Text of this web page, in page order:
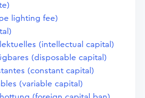
lighting fee)
(intellectual capital)
(disposable capital)
(constant capital)
(variable capital)